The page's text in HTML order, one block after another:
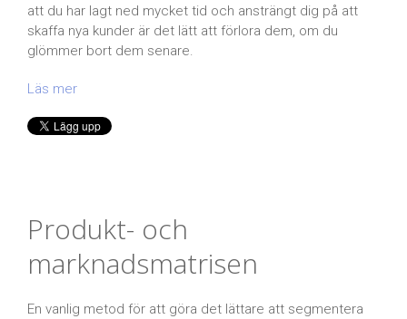
att du har lagt ned mycket tid och ansträngt dig på att
skaffa nya kunder är det lätt att förlora dem, om du
glömmer bort dem senare.
Läs mer
Produkt- och
marknadsmatrisen
En vanlig metod för att göra det lättare att segmentera